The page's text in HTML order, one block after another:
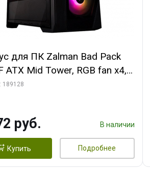
для ПК Zalman Bad Pack
ATX Mid Tower, RGB fan x4,
bp
189128
руб. В наличии
Купить Подробнее